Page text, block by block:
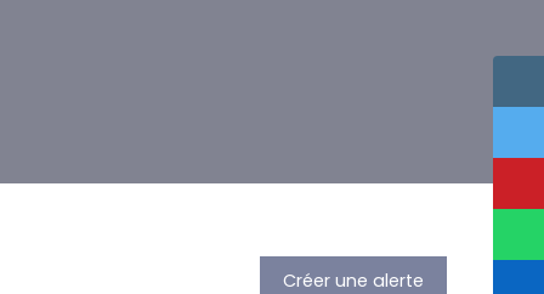
Créer une alerte